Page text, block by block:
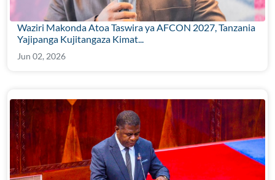
Waziri Makonda Atoa Taswira ya AFCON 2027, Tanzania
Yajipanga Kujitangaza Kimat...
Jun 02, 2026